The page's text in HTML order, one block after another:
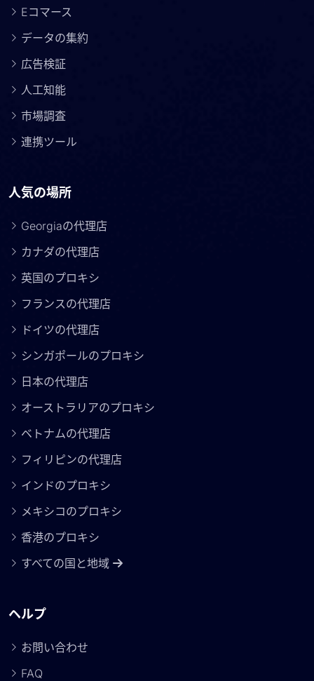
Eコマース
データの集約
広告検証
人工知能
市場調査
連携ツール
人気の場所
Georgiaの代理店
カナダの代理店
英国のプロキシ
フランスの代理店
ドイツの代理店
シンガポールのプロキシ
日本の代理店
オーストラリアのプロキシ
ベトナムの代理店
フィリピンの代理店
インドのプロキシ
メキシコのプロキシ
香港のプロキシ
すべての国と地域
ヘルプ
お問い合わせ
FAQ